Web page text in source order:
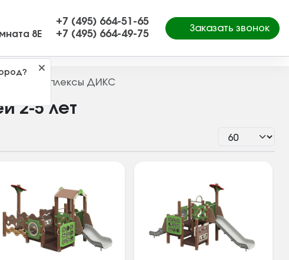
8Е
+7 (495) 664-51-65
+7 (495) 664-49-75
Заказать звонок
комплексы ДИКС
2-5 лет